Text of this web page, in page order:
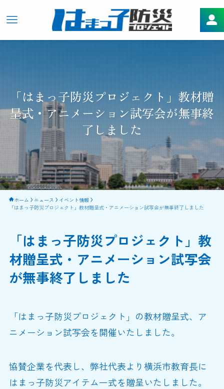
「はまっ子防災プロジェクト」教材贈
呈式・アニメーション試写会が無事終
了しました
ホーム ニュース
イベント情報
「はまっ子防災プロジェクト」教材贈呈式・アニメーション試写会が無事終了しました
「はまっ子防災プロジェクト」教
材贈呈式・アニメーション試写会
が無事終了しました
「はまっ子防災プロジェクト」の教材贈呈式、ア
ニメーション試写会を開催いたしました。
協賛企業を代表し、弊社代表より横浜市教育長に
はまっ子防災アイテム一式を贈呈いたしました。